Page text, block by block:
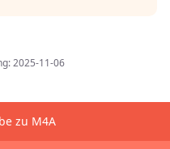
2025-11-06
zu M4A